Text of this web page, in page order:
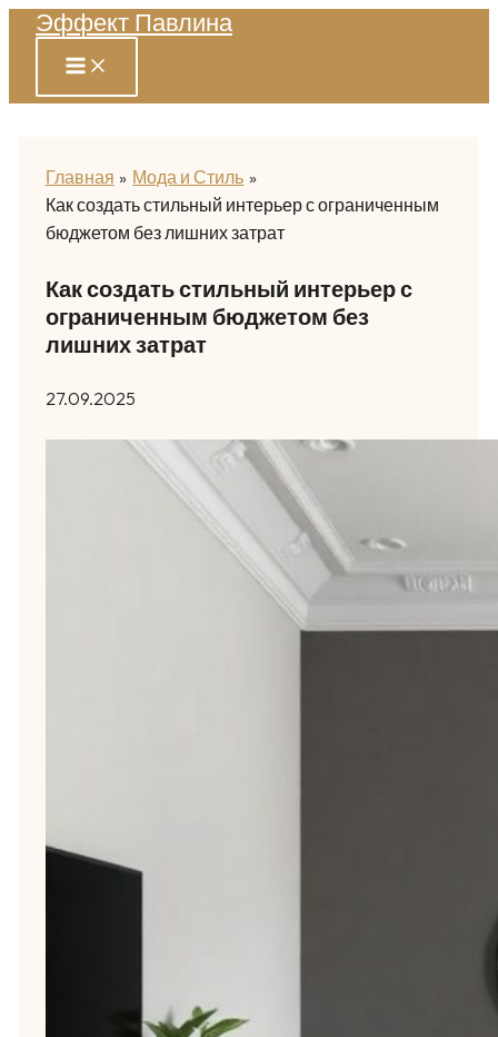
Перейти
содержимому
Эффект Павлина
Главная
Мода и Стиль
Как создать стильный интерьер с ограниченным
бюджетом без лишних затрат
Как создать стильный интерьер с
ограниченным бюджетом без
лишних затрат
27.09.2025